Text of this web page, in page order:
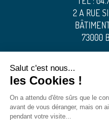
2 A RUE
73000
Salut c'est nous...
les Cookies !
On a attendu d'être sûrs que le
avant de vous déranger, mais on
pendant votre visite...